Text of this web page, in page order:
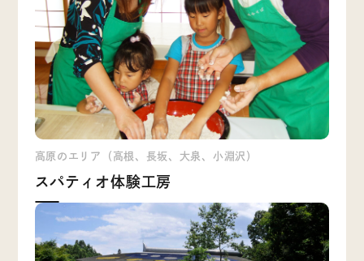
高原のエリア（高根、長坂、大泉、小淵沢）
スパティオ体験工房